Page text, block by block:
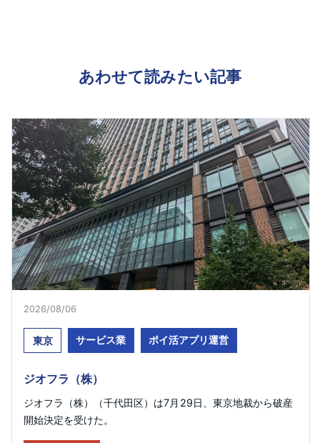
あわせて読みたい記事
2026/08/06
東京 サービス業 ポイ活アプリ運営
ジオフラ（株）
ジオフラ（株）（千代田区）は7月29日、東京地裁から破産
開始決定を受けた。